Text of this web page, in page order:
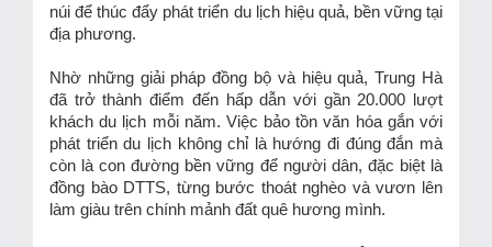
núi để thúc đẩy phát triển du lịch hiệu quả, bền vững tại
địa phương.
Nhờ những giải pháp đồng bộ và hiệu quả, Trung Hà
đã trở thành điểm đến hấp dẫn với gần 20.000 lượt
khách du lịch mỗi năm. Việc bảo tồn văn hóa gắn với
phát triển du lịch không chỉ là hướng đi đúng đắn mà
còn là con đường bền vững để người dân, đặc biệt là
đồng bào DTTS, từng bước thoát nghèo và vươn lên
làm giàu trên chính mảnh đất quê hương mình.